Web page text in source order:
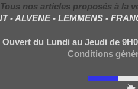
Tous nos articles proposés à la
- ALVENE - LEMMENS -
Ouvert du Lundi au Jeudi de
Conditions